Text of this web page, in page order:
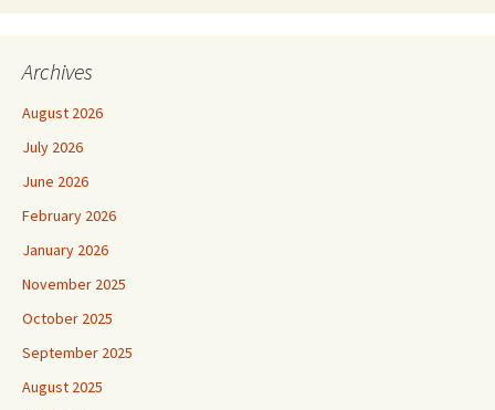
Archives
August 2026
July 2026
June 2026
February 2026
January 2026
November 2025
October 2025
September 2025
August 2025